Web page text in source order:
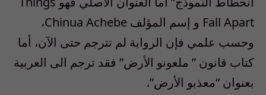
Fall Apart و إسم المؤلف Chinua Achebe،
وحسب علمي فإن الرواية لم تترجم حتى الآن، أما
كتاب قانون ” ملعونو الأرض” فقد ترجم الى العربية
بعنوان “معذبو الأرض”.